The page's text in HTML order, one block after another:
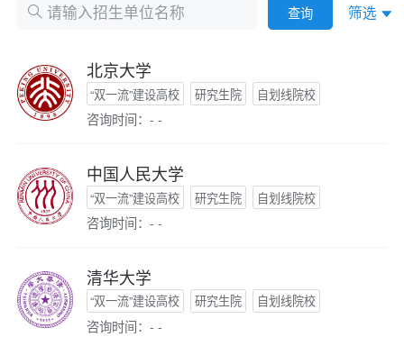
查询 筛选
北京大学
“双一流”建设高校 研究生院 自划线院校
咨询时间：- -
中国人民大学
“双一流”建设高校 研究生院 自划线院校
咨询时间：- -
清华大学
“双一流”建设高校 研究生院 自划线院校
咨询时间：- -